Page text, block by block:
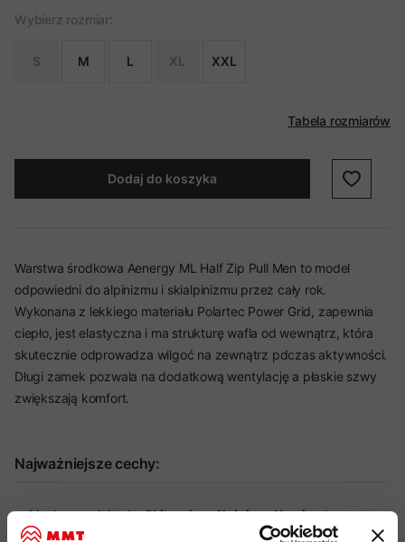
Wybierz rozmiar:
S M L XL XXL
Tabela rozmiarów
Dodaj do koszyka
Warstwa środkowa Aenergy ML Half Zip Pull Men to model
odpowiedni do alpinizmu i skialpinizmu przez cały rok.
Wykonana z lekkiego materiału Polartec Power Grid, zapewnia
ciepło, jest elastyczna i ma strukturę wafla od wewnątrz, która
skutecznie odprowadza wilgoć na zewnątrz pdczas aktywności.
Długi zamek pozwala na dodatkową wentylację a płaskie szwy
zwiększają komfort.
Najważniejsze cechy:
idealny produkt do:Skitouring, Alpinizm, Narciarstwo,
Wspinaczka, Via Ferrata